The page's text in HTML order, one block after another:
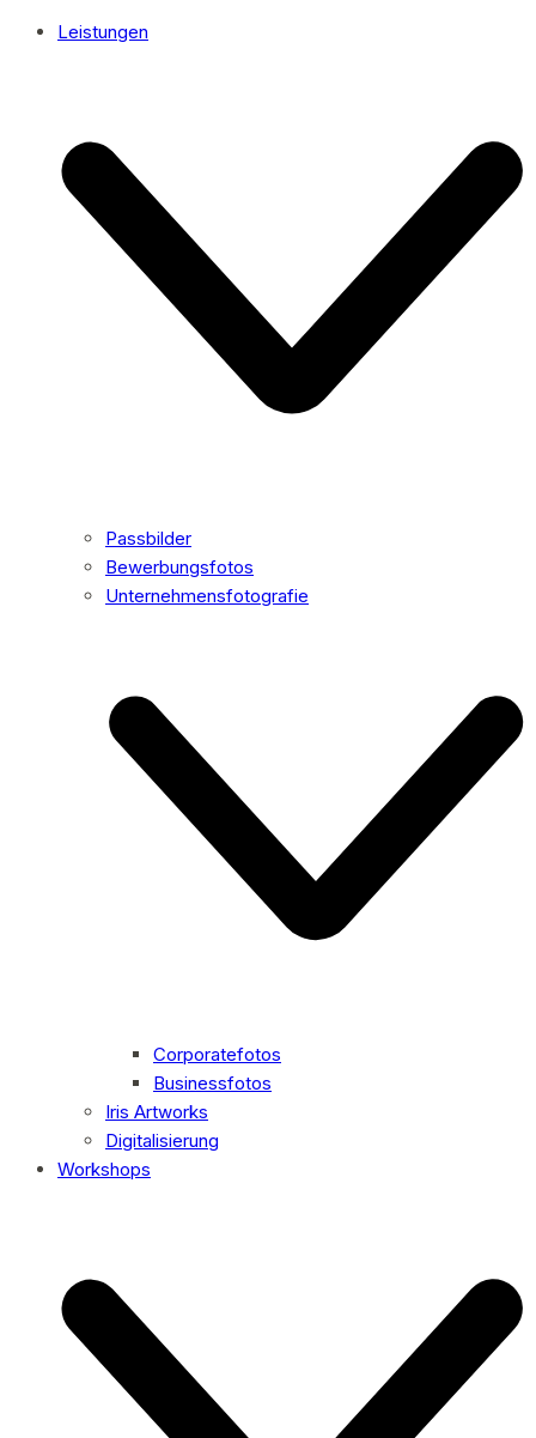
Leistungen
Passbilder
Bewerbungsfotos
Unternehmensfotografie
Corporatefotos
Businessfotos
Iris Artworks
Digitalisierung
Workshops